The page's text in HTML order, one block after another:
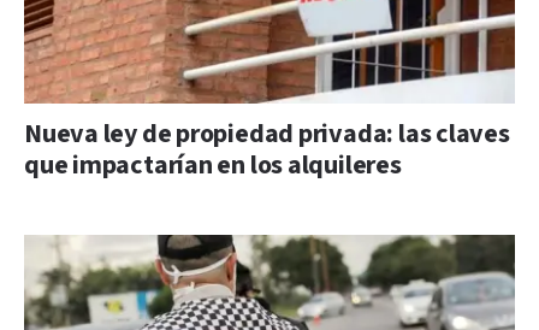
Nueva ley de propiedad privada: las claves
que impactarían en los alquileres